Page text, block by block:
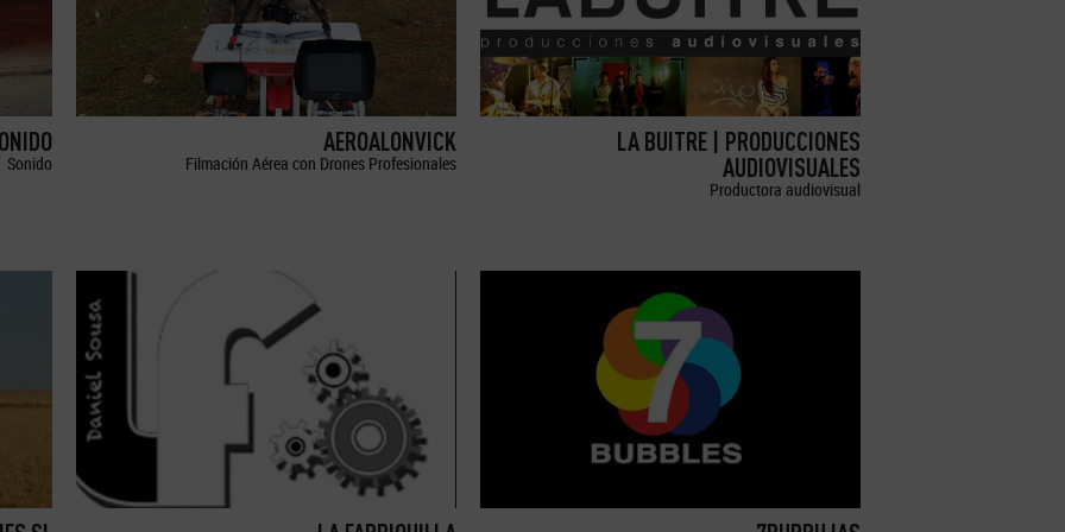
Sonido
AEROALONVICK
Filmación Aérea con Drones Profesionales
LA BUITRE | PRODUCCIONES
AUDIOVISUALES
Productora audiovisual